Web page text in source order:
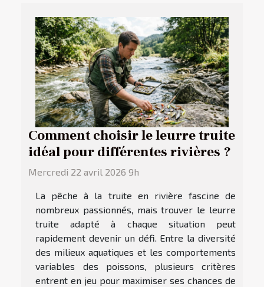
Comment choisir le leurre truite
idéal pour différentes rivières ?
Mercredi 22 avril 2026 9h
La pêche à la truite en rivière fascine de
nombreux passionnés, mais trouver le leurre
truite adapté à chaque situation peut
rapidement devenir un défi. Entre la diversité
des milieux aquatiques et les comportements
variables des poissons, plusieurs critères
entrent en jeu pour maximiser ses chances de